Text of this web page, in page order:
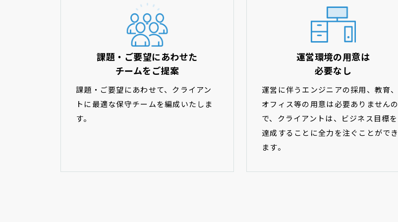
課題・ご要望にあわせた
チームをご提案
課題・ご要望にあわせて、クライアン
トに最適な保守チームを編成いたしま
す。
運営環境の用意は
必要なし
運営に伴うエンジニアの採用、教育、
オフィス等の用意は必要ありませんの
で、クライアントは、ビジネス目標を
達成することに全力を注ぐことができ
ます。